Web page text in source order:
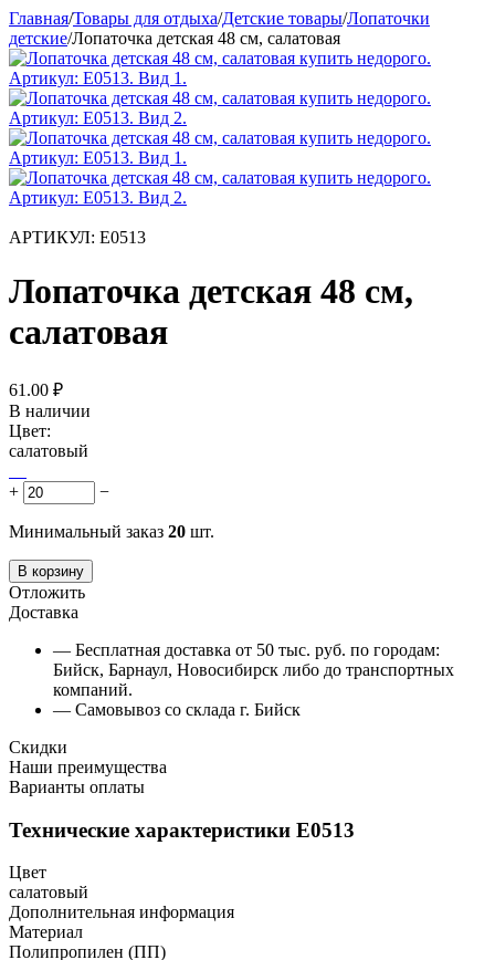
Главная/Товары для отдыха/Детские товары/Лопаточки
детские/Лопаточка детская 48 см, салатовая
АРТИКУЛ: Е0513
Лопаточка детская 48 см,
салатовая
61.00 ₽
В наличии
Цвет:
салатовый
+ −
Минимальный заказ 20 шт.
В корзину
Отложить
Доставка
— Бесплатная доставка от 50 тыс. руб. по городам:
Бийск, Барнаул, Новосибирск либо до транспортных
компаний.
— Самовывоз со склада г. Бийск
Скидки
Наши преимущества
Варианты оплаты
Технические характеристики Е0513
Цвет
салатовый
Дополнительная информация
Материал
Полипропилен (ПП)